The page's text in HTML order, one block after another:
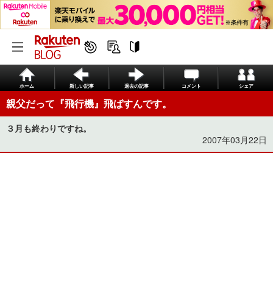
ホーム 新しい記事 過去の記事 コメント シェア
親父だって『飛行機』飛ばすんです。
３月も終わりですね。
2007年03月22日